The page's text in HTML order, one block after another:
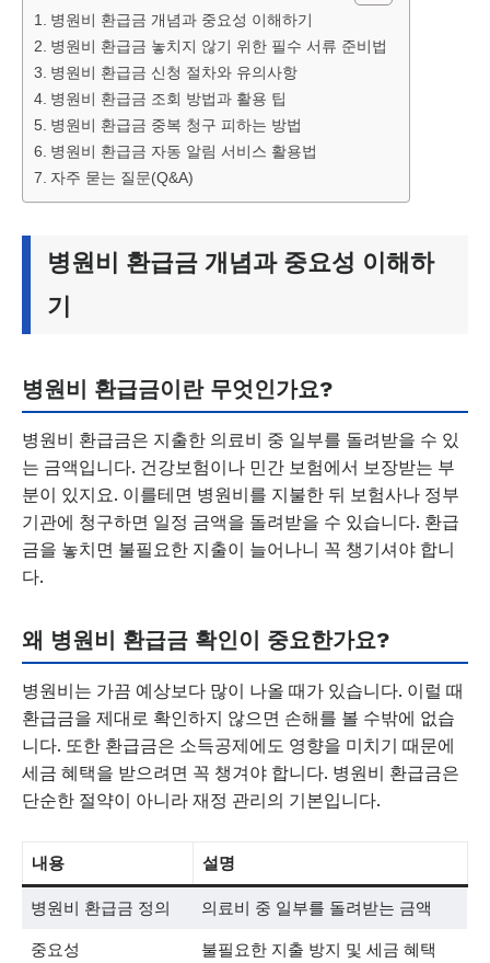
병원비 환급금 개념과 중요성 이해하기
병원비 환급금 놓치지 않기 위한 필수 서류 준비법
병원비 환급금 신청 절차와 유의사항
병원비 환급금 조회 방법과 활용 팁
병원비 환급금 중복 청구 피하는 방법
병원비 환급금 자동 알림 서비스 활용법
자주 묻는 질문(Q&A)
병원비 환급금 개념과 중요성 이해하
기
병원비 환급금이란 무엇인가요?
병원비 환급금은 지출한 의료비 중 일부를 돌려받을 수 있
는 금액입니다. 건강보험이나 민간 보험에서 보장받는 부
분이 있지요. 이를테면 병원비를 지불한 뒤 보험사나 정부
기관에 청구하면 일정 금액을 돌려받을 수 있습니다. 환급
금을 놓치면 불필요한 지출이 늘어나니 꼭 챙기셔야 합니
다.
왜 병원비 환급금 확인이 중요한가요?
병원비는 가끔 예상보다 많이 나올 때가 있습니다. 이럴 때
환급금을 제대로 확인하지 않으면 손해를 볼 수밖에 없습
니다. 또한 환급금은 소득공제에도 영향을 미치기 때문에
세금 혜택을 받으려면 꼭 챙겨야 합니다. 병원비 환급금은
단순한 절약이 아니라 재정 관리의 기본입니다.
내용 설명
병원비 환급금 정의 의료비 중 일부를 돌려받는 금액
중요성 불필요한 지출 방지 및 세금 혜택